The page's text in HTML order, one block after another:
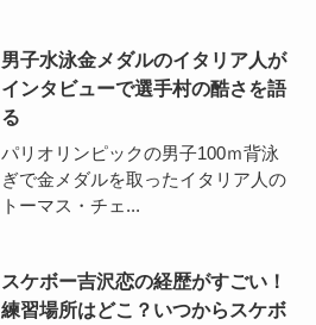
男子水泳金メダルのイタリア人が
インタビューで選手村の酷さを語
る
パリオリンピックの男子100ｍ背泳
ぎで金メダルを取ったイタリア人の
トーマス・チェ...
スケボー吉沢恋の経歴がすごい！
練習場所はどこ？いつからスケボ